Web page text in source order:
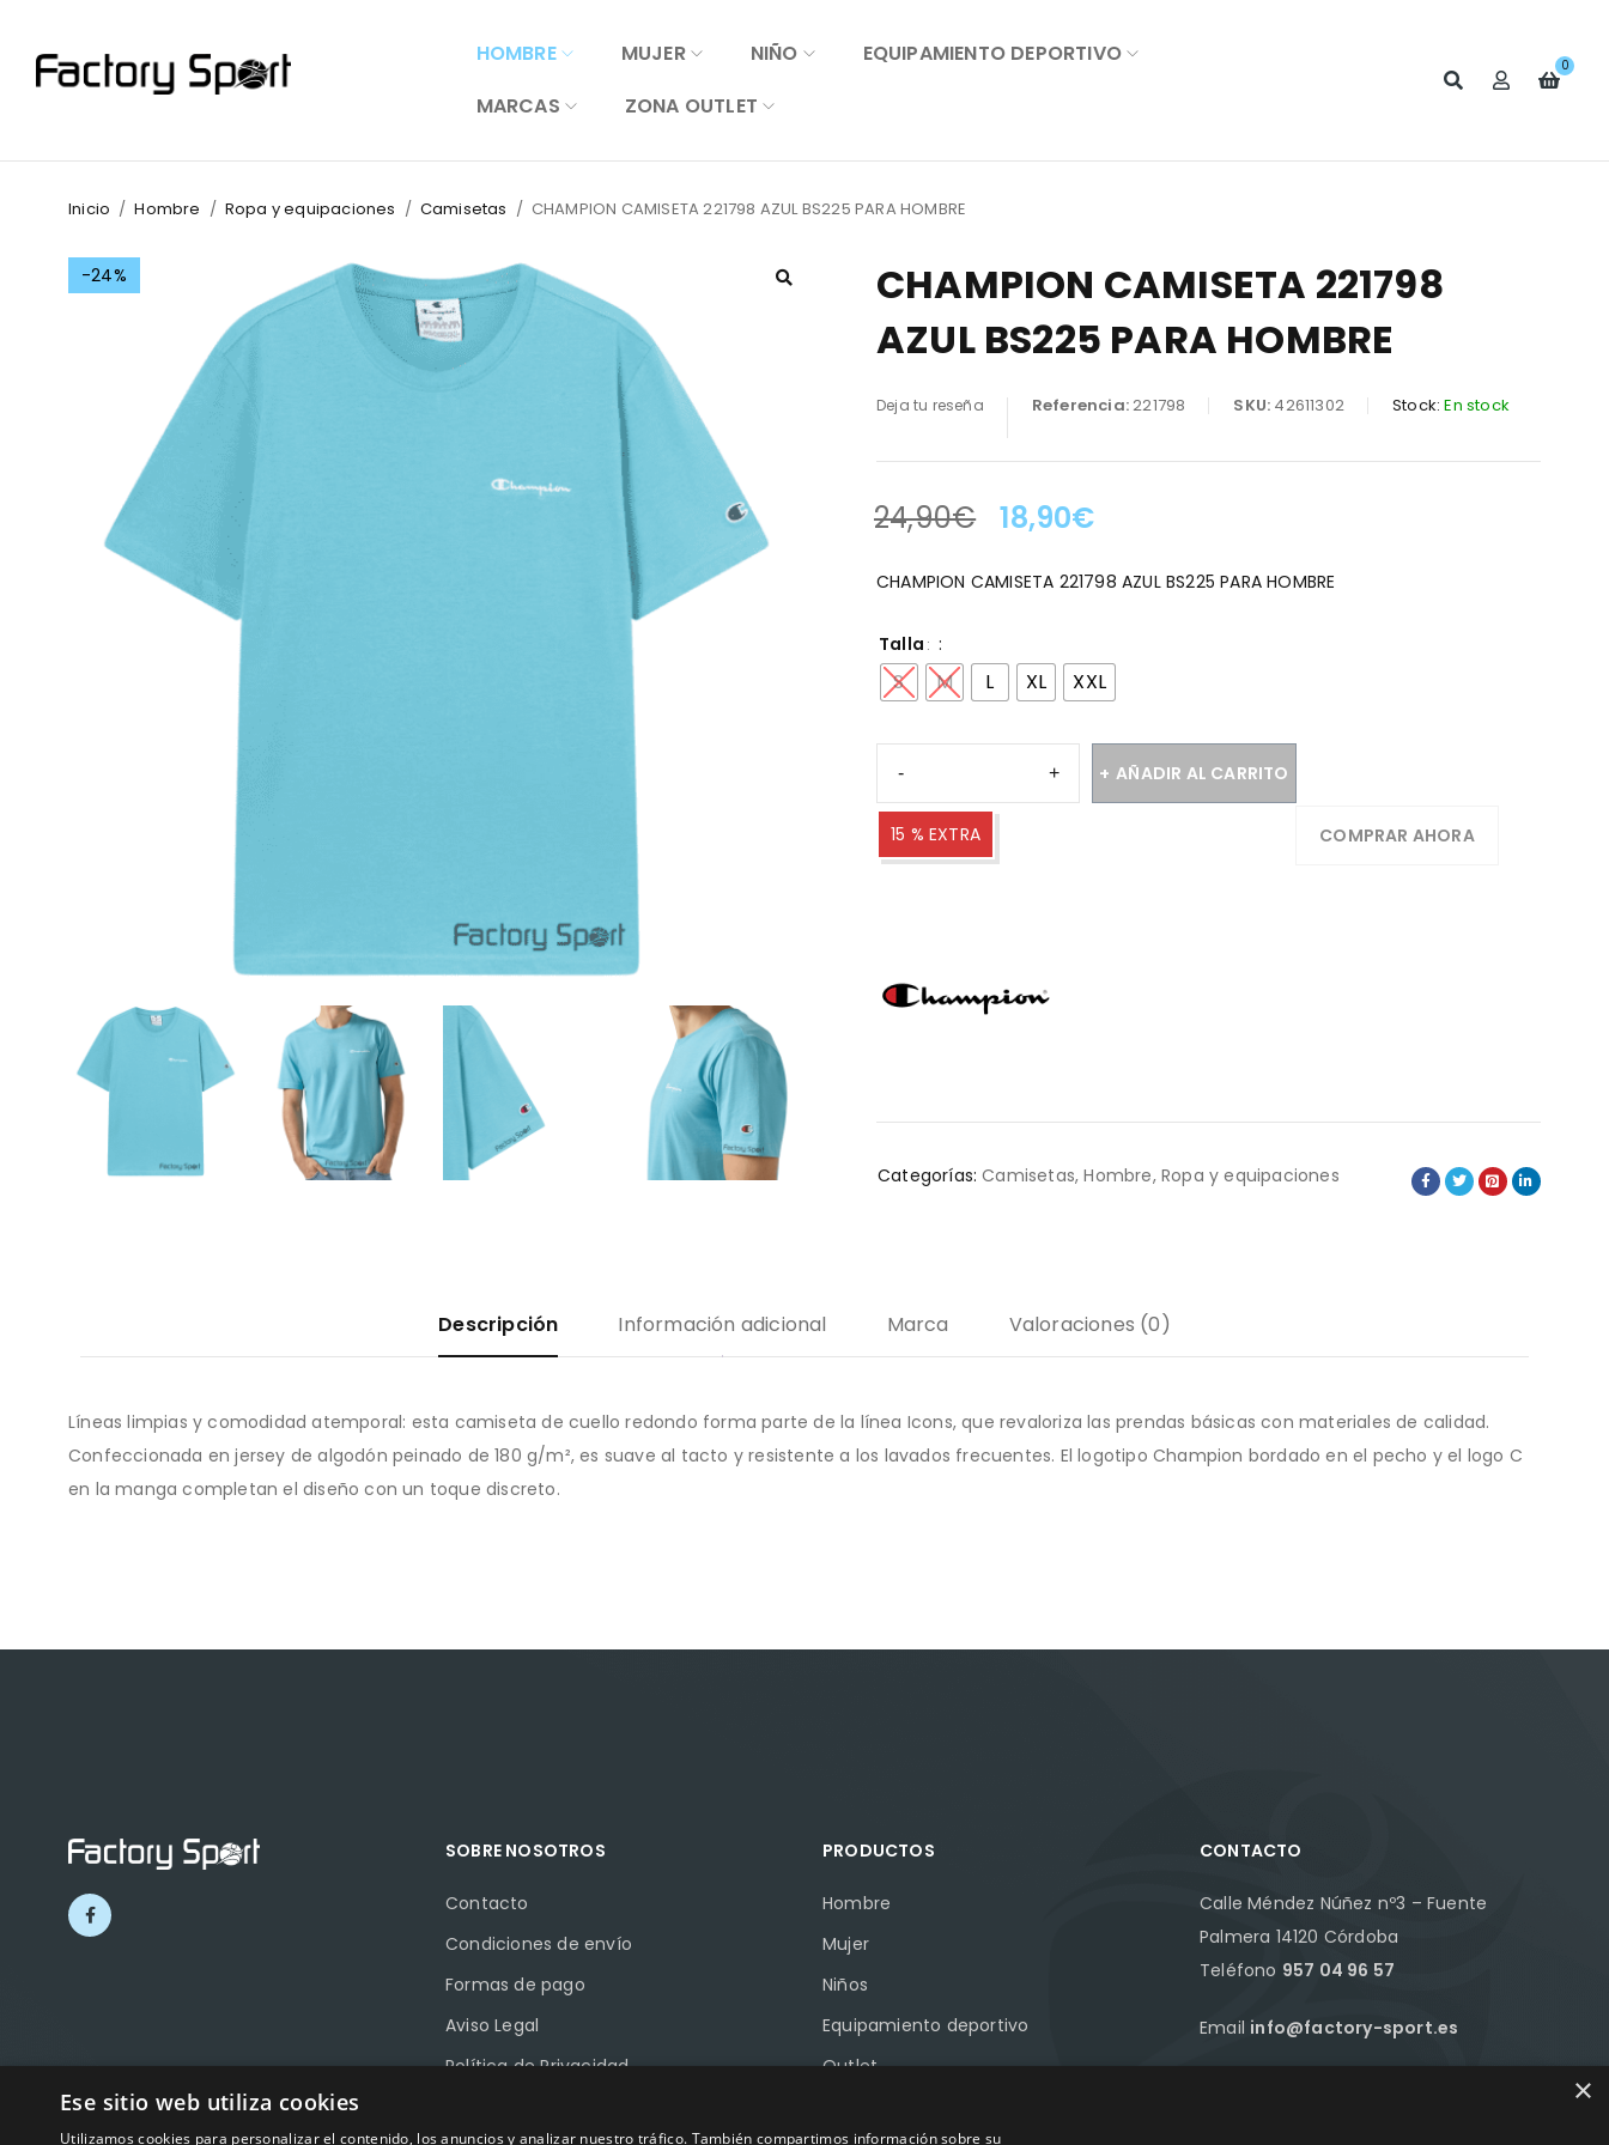
HOMBRE MUJER NIÑO
EQUIPAMIENTO DEPORTIVO
MARCAS
ZONA OUTLET
0
Inicio / Hombre / Ropa y equipaciones / Camisetas / CHAMPION CAMISETA 221798 AZUL BS225 PARA HOMBRE
-24%
CHAMPION CAMISETA 221798
AZUL BS225 PARA HOMBRE
Deja tu reseña Referencia:221798 SKU: 42611302 Stock: En stock
LA OFERTA TERMINA EN:
24,90€ 18,90€
CHAMPION CAMISETA 221798 AZUL BS225 PARA HOMBRE
Talla
S M L XL XXL
AÑADIR AL CARRITO
15 % EXTRA COMPRAR AHORA
Categorías: Camisetas,Hombre,Ropa y equipaciones
Descripción Información adicional Marca Valoraciones (0)
Líneas limpias y comodidad atemporal: esta camiseta de cuello redondo forma parte de la línea Icons, que revaloriza las prendas básicas con materiales de calidad.
Confeccionada en jersey de algodón peinado de 180 g/m², es suave al tacto y resistente a los lavados frecuentes. El logotipo Champion bordado en el pecho y el logo C
en la manga completan el diseño con un toque discreto.
SOBRE NOSOTROS
Contacto
Condiciones de envío
Formas de pago
Aviso Legal
Política de Privacidad
PRODUCTOS
Hombre
Mujer
Niños
Equipamiento deportivo
Outlet
CONTACTO
Calle Méndez Núñez nº3 – Fuente
Palmera 14120 Córdoba
Teléfono 957 04 96 57
Email info@factory-sport.es
×
Ese sitio web utiliza cookies
Utilizamos cookies para personalizar el contenido, los anuncios y analizar nuestro tráfico. También compartimos información sobre su